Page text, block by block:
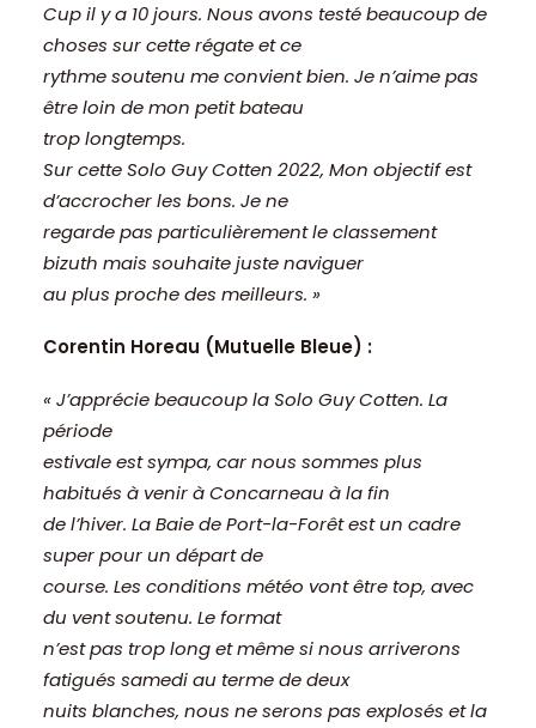
Cup il y a 10 jours. Nous avons testé beaucoup de
choses sur cette régate et ce
rythme soutenu me convient bien. Je n’aime pas
être loin de mon petit bateau
trop longtemps.
Sur cette Solo Guy Cotten 2022, Mon objectif est
d’accrocher les bons. Je ne
regarde pas particulièrement le classement
bizuth mais souhaite juste naviguer
au plus proche des meilleurs. »
Corentin Horeau (Mutuelle Bleue) :
« J’apprécie beaucoup la Solo Guy Cotten. La
période
estivale est sympa, car nous sommes plus
habitués à venir à Concarneau à la fin
de l’hiver. La Baie de Port-la-Forêt est un cadre
super pour un départ de
course. Les conditions météo vont être top, avec
du vent soutenu. Le format
n’est pas trop long et même si nous arriverons
fatigués samedi au terme de deux
nuits blanches, nous ne serons pas explosés et la